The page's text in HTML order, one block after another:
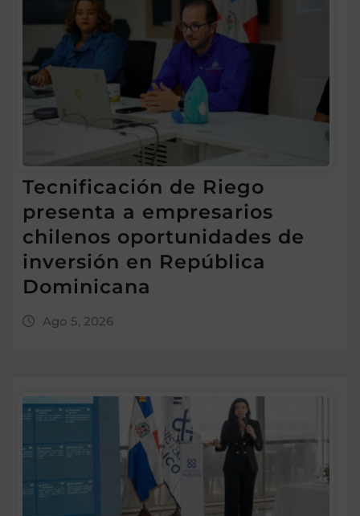
Tecnificación de Riego
presenta a empresarios
chilenos oportunidades de
inversión en República
Dominicana
Ago 5, 2026